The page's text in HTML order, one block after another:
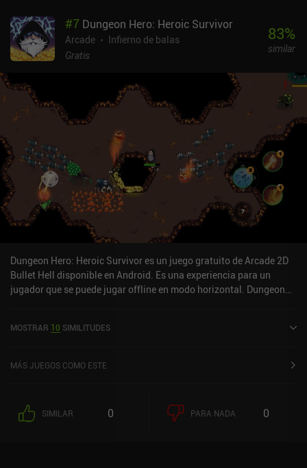
#7 Dungeon Hero: Heroic Survivor
Arcade
Infierno de balas
Gratis
83%
similar
Dungeon Hero: Heroic Survivor es un juego gratuito de Arcade 2D
Bullet Hell disponible en Android. Es una experiencia para un
jugador que se puede jugar offline en modo horizontal. Dungeon
MOSTRAR 10 SIMILITUDES
MÁS JUEGOS COMO ESTE
SIMILAR 0 PARA NADA 0